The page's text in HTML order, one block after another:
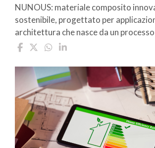
NUNOUS: materiale composito
sostenibile, progettato per
architettura che nasce da un processo